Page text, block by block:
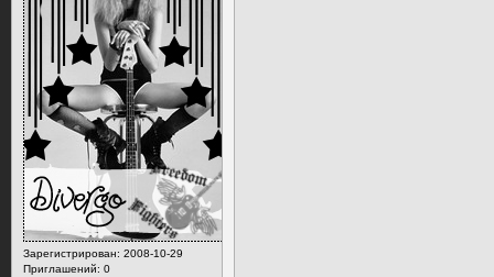
Зарегистрирован: 2008-10-29
Приглашений: 0